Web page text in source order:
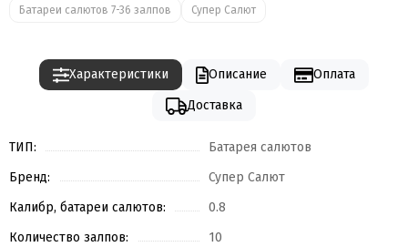
Батареи салютов 7-36 залпов Супер Салют
Характеристики Описание
Оплата
Доставка
ТИП:
Батарея салютов
Бренд:
Супер Салют
Калибр, батареи салютов:
0.8
Количество залпов:
10